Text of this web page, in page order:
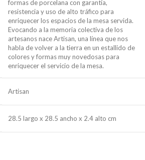
formas de porcelana con garantía,
resistencia y uso de alto tráfico para
enriquecer los espacios de la mesa servida.
Evocando a la memoria colectiva de los
artesanos nace Artisan, una línea que nos
habla de volver a la tierra en un estallido de
colores y formas muy novedosas para
enriquecer el servicio de la mesa.
Artisan
28.5 largo x 28.5 ancho x 2.4 alto cm